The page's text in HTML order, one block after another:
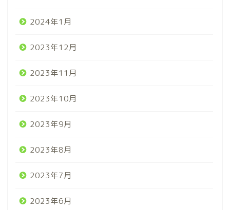
2024年1月
2023年12月
2023年11月
2023年10月
2023年9月
2023年8月
2023年7月
2023年6月